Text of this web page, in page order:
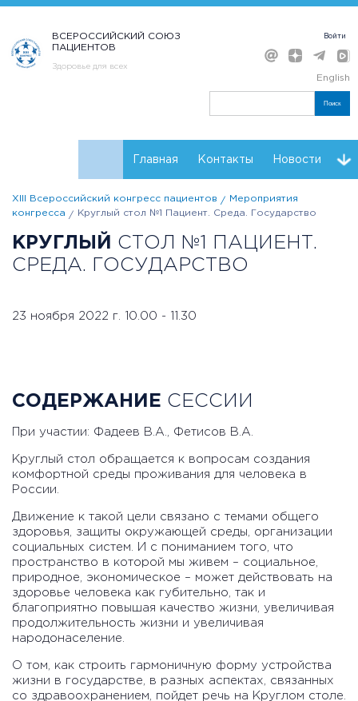
ВСЕРОССИЙСКИЙ СОЮЗ
ПАЦИЕНТОВ
Здоровье для всех
Войти
English
Поиск
Главная Контакты Новости
Расписание Регистрация Мнения Резолюции
Партнеры Конгресса
XIII Всероссийский конгресс пациентов
Мероприятия
конгресса
Круглый стол №1 Пациент. Среда. Государство
КРУГЛЫЙ
СТОЛ №1 ПАЦИЕНТ.
СРЕДА. ГОСУДАРСТВО
23 ноября 2022 г. 10.00 - 11.30
СОДЕРЖАНИЕ СЕССИИ
При участии: Фадеев В.А., Фетисов В.А.
Круглый стол обращается к вопросам создания
комфортной среды проживания для человека в
России.
Движение к такой цели связано с темами общего
здоровья, защиты окружающей среды, организации
социальных систем. И с пониманием того, что
пространство в которой мы живем – социальное,
природное, экономическое – может действовать на
здоровье человека как губительно, так и
благоприятно повышая качество жизни, увеличивая
продолжительность жизни и увеличивая
народонаселение.
О том, как строить гармоничную форму устройства
жизни в государстве, в разных аспектах, связанных
со здравоохранением, пойдет речь на Круглом столе.